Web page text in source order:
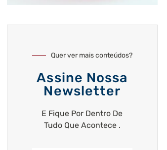
Quer ver mais conteúdos?
Assine Nossa
Newsletter
E Fique Por Dentro De
Tudo Que Acontece .